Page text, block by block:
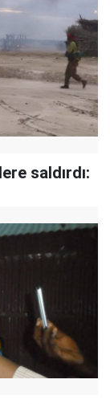
saldırdı: